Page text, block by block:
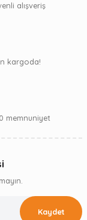
alışveriş
kargoda!
memnuniyet
Kaydet